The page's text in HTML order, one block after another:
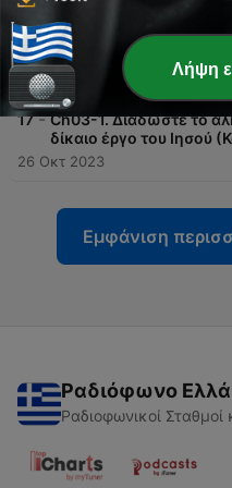
18 - Ch02. Πού μπορούμε
σωστά; (Κατά Ματθαίον
26 Οκτ 2023
17 - Ch03-1. Διαδώστε το
δίκαιο έργο του Ιησού
26 Οκτ 2023
Εμφάνιση
Ραδιόφωνο
Ραδιοφωνικοί Σταθμοί
Λήψη